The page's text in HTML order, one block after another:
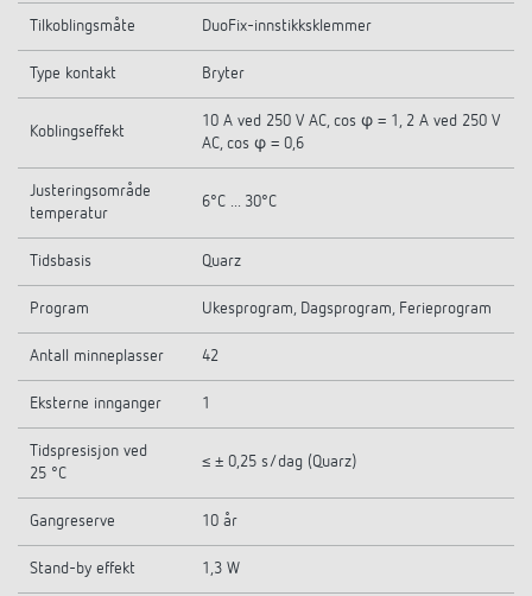
Tilkoblingsmåte DuoFix-innstikksklemmer
Type kontakt Bryter
Koblingseffekt
10 A ved 250 V AC, cos φ = 1, 2 A ved 250 V
AC, cos φ = 0,6
Justeringsområde
temperatur
6°C ... 30°C
Tidsbasis Quarz
Program Ukesprogram, Dagsprogram, Ferieprogram
Antall minneplasser 42
Eksterne innganger 1
Tidspresisjon ved
25 °C
≤ ± 0,25 s/dag (Quarz)
Gangreserve 10 år
Stand-by effekt 1,3 W